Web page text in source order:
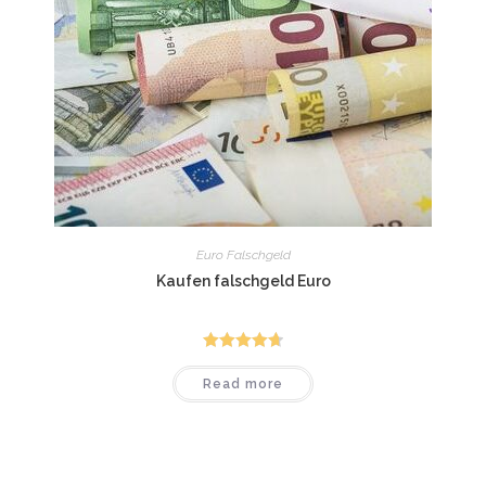
Euro Falschgeld
Kaufen falschgeld Euro
Rated4.75
out of 5
Read more